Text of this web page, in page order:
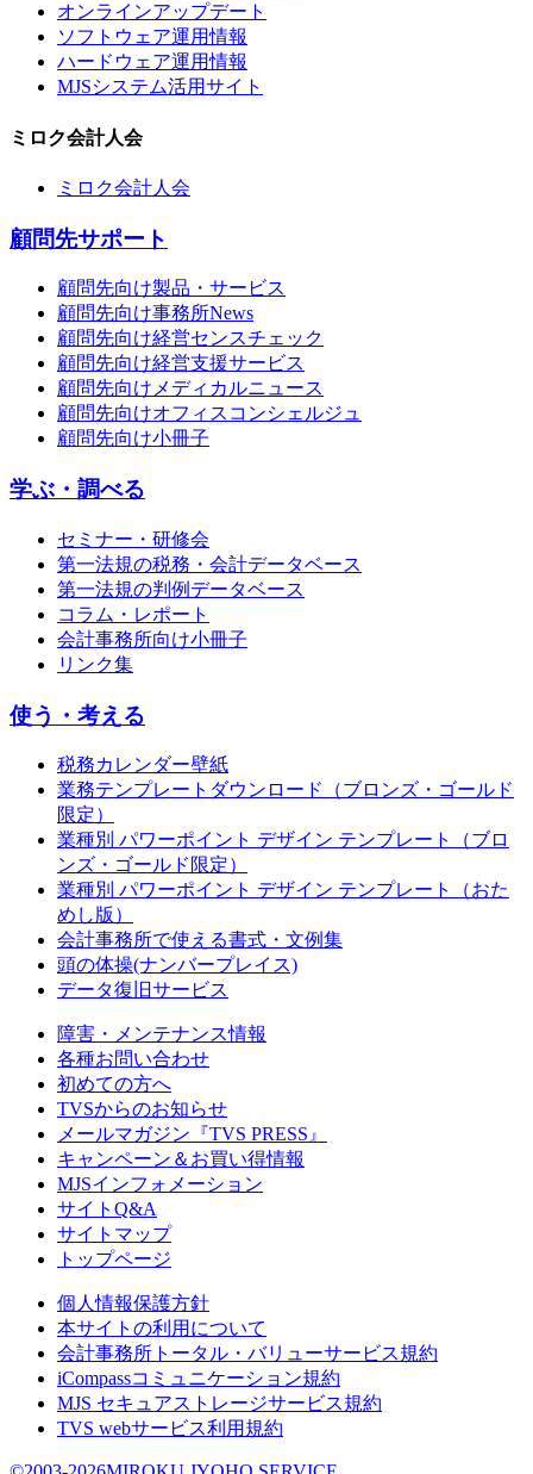
オンラインアップデート
ソフトウェア運用情報
ハードウェア運用情報
MJSシステム活用サイト
ミロク会計人会
ミロク会計人会
顧問先サポート
顧問先向け製品・サービス
顧問先向け事務所News
顧問先向け経営センスチェック
顧問先向け経営支援サービス
顧問先向けメディカルニュース
顧問先向けオフィスコンシェルジュ
顧問先向け小冊子
学ぶ・調べる
セミナー・研修会
第一法規の税務・会計データベース
第一法規の判例データベース
コラム・レポート
会計事務所向け小冊子
リンク集
使う・考える
税務カレンダー壁紙
業務テンプレートダウンロード（ブロンズ・ゴールド
限定）
業種別 パワーポイント デザイン テンプレート（ブロ
ンズ・ゴールド限定）
業種別 パワーポイント デザイン テンプレート（おた
めし版）
会計事務所で使える書式・文例集
頭の体操(ナンバープレイス)
データ復旧サービス
障害・メンテナンス情報
各種お問い合わせ
初めての方へ
TVSからのお知らせ
メールマガジン『TVS PRESS』
キャンペーン＆お買い得情報
MJSインフォメーション
サイトQ&A
サイトマップ
トップページ
個人情報保護方針
本サイトの利用について
会計事務所トータル・バリューサービス規約
iCompassコミュニケーション規約
MJS セキュアストレージサービス規約
TVS webサービス利用規約